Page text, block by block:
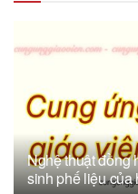
Nghệ thuật đồng
sinh phế liệu của